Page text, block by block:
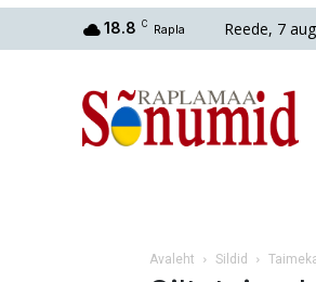
18.8 C Rapla Reede, 7
Avaleht Sildid